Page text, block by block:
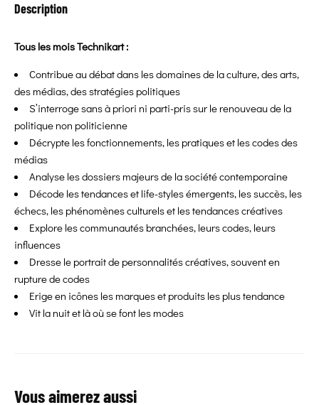
Description
Tous les mois Technikart :
Contribue au débat dans les domaines de la culture, des arts,
des médias, des stratégies politiques
S’interroge sans à priori ni parti-pris sur le renouveau de la
politique non politicienne
Décrypte les fonctionnements, les pratiques et les codes des
médias
Analyse les dossiers majeurs de la société contemporaine
Décode les tendances et life-styles émergents, les succès, les
échecs, les phénomènes culturels et les tendances créatives
Explore les communautés branchées, leurs codes, leurs
influences
Dresse le portrait de personnalités créatives, souvent en
rupture de codes
Erige en icônes les marques et produits les plus tendance
Vit la nuit et là où se font les modes
Vous aimerez aussi